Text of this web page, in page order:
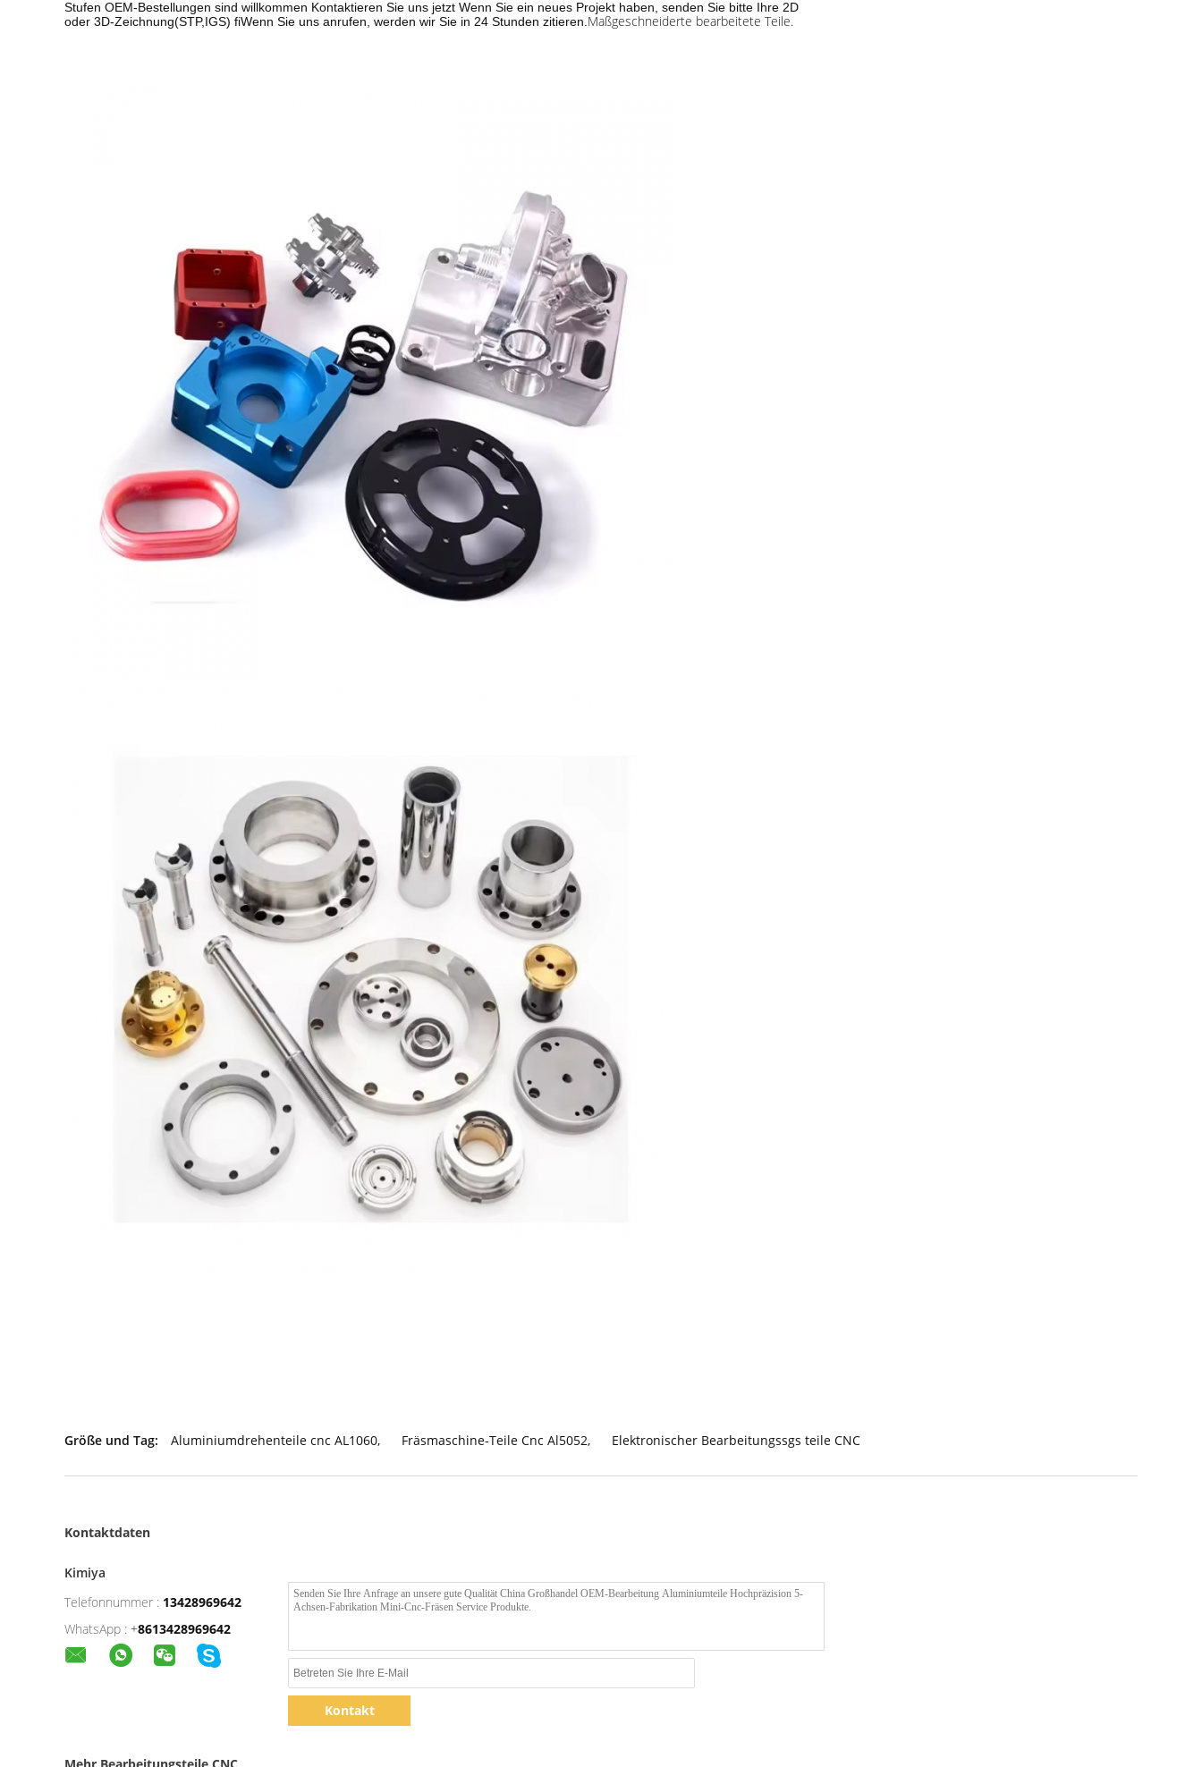
Stufen OEM-Bestellungen sind willkommen Kontaktieren Sie uns jetzt Wenn Sie ein neues Projekt haben, senden Sie bitte Ihre 2D
oder 3D-Zeichnung(STP,IGS) fiWenn Sie uns anrufen, werden wir Sie in 24 Stunden zitieren. Maßgeschneiderte bearbeitete Teile.
Größe und Tag: Aluminiumdrehenteile cnc AL1060, Fräsmaschine-Teile Cnc Al5052, Elektronischer Bearbeitungssgs teile CNC
Kontaktdaten
Kimiya
Telefonnummer : 13428969642
WhatsApp : +8613428969642
Kontakt